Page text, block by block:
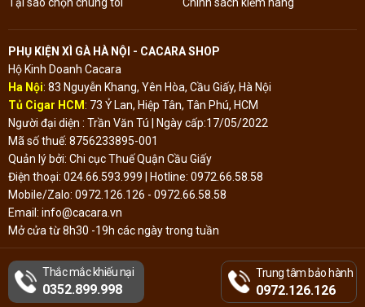
PHỤ KIỆN XÌ GÀ HÀ NỘI - CACARA SHOP
Hộ Kinh Doanh Cacara
Ha Nội: 83 Nguyễn Khang, Yên Hòa, Cầu Giấy, Hà Nội
Tủ Cigar HCM: 73 Ỷ Lan, Hiệp Tân, Tân Phú, HCM
Người đại diện : Trần Văn Tú | Ngày cấp:17/05/2022
Mã số thuế: 8756233895-001
Quản lý bởi: Chi cục Thuế Quận Cầu Giấy
Điện thoại: 024.66.593.999 | Hotline: 0972.66.58.58
Mobile/Zalo: 0972.126.126 - 0972.66.58.58
Email: info@cacara.vn
Mở cửa từ 8h30 -19h các ngày trong tuần
Thắc mắc khiếu nại
0352.899.998
Trung tâm bảo hành
0972.126.126
Đã thông báo Bộ
Công Thương